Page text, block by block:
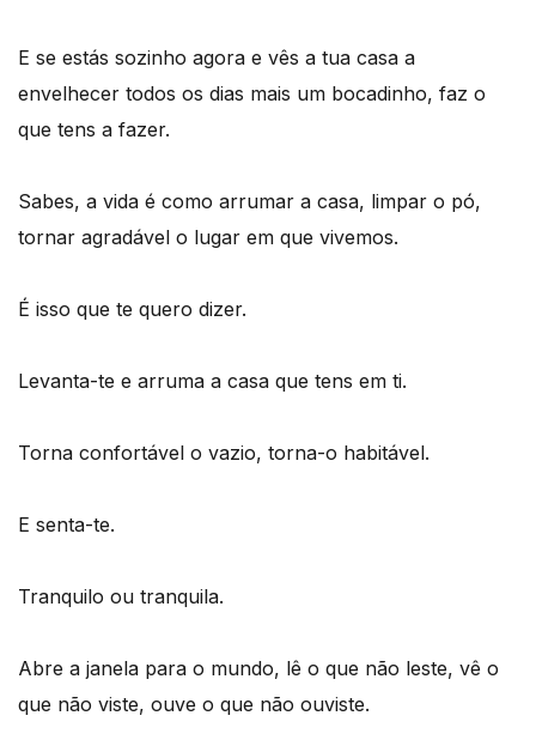
E se estás sozinho agora e vês a tua casa a
envelhecer todos os dias mais um bocadinho, faz o
que tens a fazer.
Sabes, a vida é como arrumar a casa, limpar o pó,
tornar agradável o lugar em que vivemos.
É isso que te quero dizer.
Levanta-te e arruma a casa que tens em ti.
Torna confortável o vazio, torna-o habitável.
E senta-te.
Tranquilo ou tranquila.
Abre a janela para o mundo, lê o que não leste, vê o
que não viste, ouve o que não ouviste.